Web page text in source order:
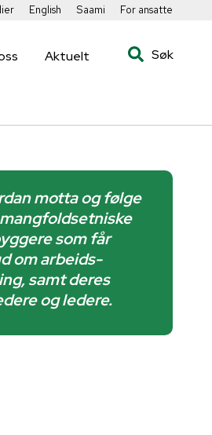
English Saami For ansatte
Aktuelt Søk
motta og følge
som får
om arbeids-
samt deres
og ledere.